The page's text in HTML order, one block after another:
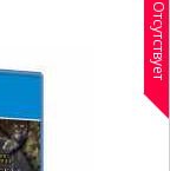
Отсутствует